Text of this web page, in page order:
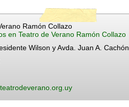
Ramón Collazo
en Teatro de Verano Ramón Collazo
Wilson y Avda. Juan A. Cachón